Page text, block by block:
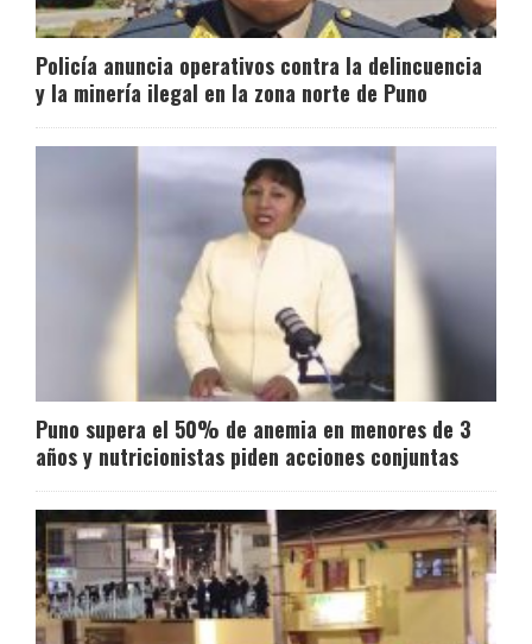
Policía anuncia operativos contra la delincuencia
y la minería ilegal en la zona norte de Puno
Puno supera el 50% de anemia en menores de 3
años y nutricionistas piden acciones conjuntas